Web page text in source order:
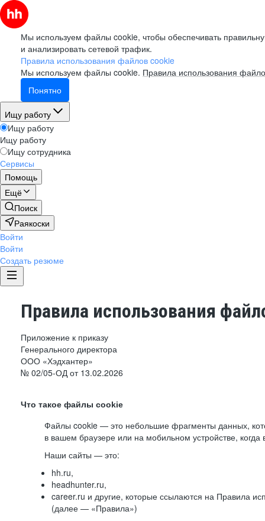
Мы используем файлы cookie, чтобы обеспечивать
и анализировать сетевой трафик.
Правила использования файлов cookie
Мы используем файлы cookie. Правила использования
Понятно
Ищу работу
Ищу работу
Ищу работу
Ищу сотрудника
Сервисы
Помощь
Ещё
Поиск
Раякоски
Войти
Войти
Создать резюме
Правила использования
Приложение к приказу
Генерального директора
ООО «Хэдхантер»
№ 02/05-ОД от 13.02.2026
Что такое файлы cookie
Файлы cookie — это небольшие фрагменты данных,
в вашем браузере или на мобильном устройстве,
Наши сайты — это:
hh.ru,
headhunter.ru,
career.ru и другие, которые ссылаются на Правила
(далее — «Правила»)